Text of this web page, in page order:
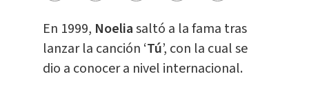
En 1999, Noeliasaltó a la fama tras
lanzar la canción ‘Tú’, con la cual se
dio a conocer a nivel internacional.